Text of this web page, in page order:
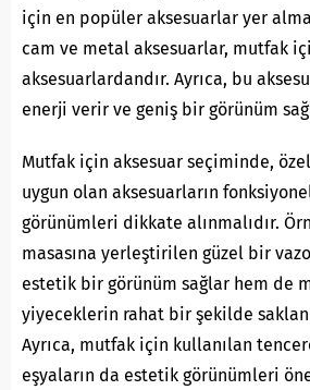
için en popüler aksesuarlar yer
cam ve metal aksesuarlar, mutfak
aksesuarlardandır. Ayrıca, bu
enerji verir ve geniş bir görünüm
Mutfak için aksesuar seçiminde,
uygun olan aksesuarların
görünümleri dikkate alınmalıdır.
masasına yerleştirilen güzel bir
estetik bir görünüm sağlar hem de
yiyeceklerin rahat bir şekilde
Ayrıca, mutfak için kullanılan
eşyaların da estetik görünümleri